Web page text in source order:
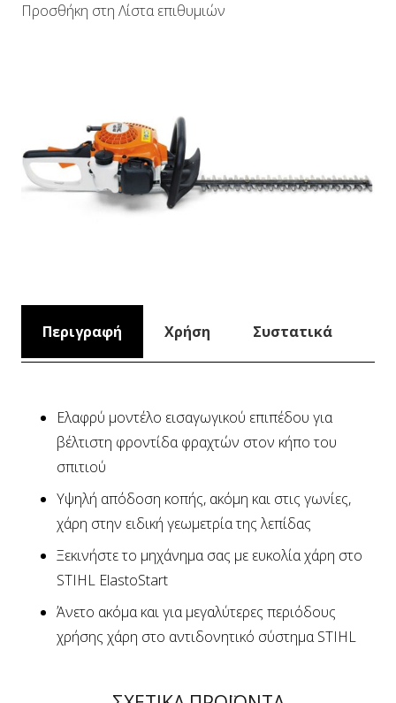
Προσθήκη στη Λίστα επιθυμιών
Περιγραφή Χρήση Συστατικά
Ελαφρύ μοντέλο εισαγωγικού επιπέδου για
βέλτιστη φροντίδα φραχτών στον κήπο του
σπιτιού
Υψηλή απόδοση κοπής, ακόμη και στις γωνίες,
χάρη στην ειδική γεωμετρία της λεπίδας
Ξεκινήστε το μηχάνημα σας με ευκολία χάρη στο
STIHL ElastoStart
Άνετο ακόμα και για μεγαλύτερες περιόδους
χρήσης χάρη στο αντιδονητικό σύστημα STIHL